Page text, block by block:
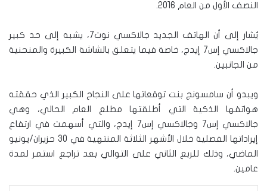
النصف الأول من العام 2016.
يُشار إلى أن الهاتف الجديد جالاكسي نوت7، يشبه إلى حد كبير
جالاكسي إس7 إيدج، خاصة فيما يتعلق بالشاشة الكبيرة والمنحنية
من الجانبين.
ويبدو أن سامسونج بنت توقعاتها على النجاح الكبير الذي حققته
هواتفها الذكية التي أطلقتها مطلع العام الحالي، وهي
جالاكسي إس7 وجالاكسي إس7 إيدج، والتي أسهمت في ارتفاع
إيراداتها الفصلية خلال الأشهر الثلاثة المنتهية في 30 حزيران/يونيو
الماضي، وذلك للربع الثاني على التوالي بعد تراجع استمر لمدة
عامين.